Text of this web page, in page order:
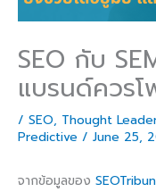
SEO กับ
แบรนด์ควร
/ SEO, Thought
Predictive / June 25,
จากข้อมูลของ